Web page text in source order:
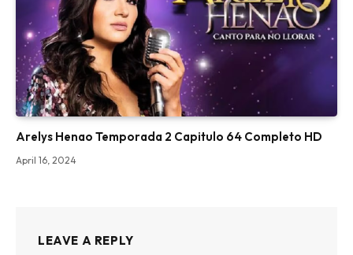
Arelys Henao Temporada 2 Capitulo 64 Completo HD
April 16, 2024
LEAVE A REPLY